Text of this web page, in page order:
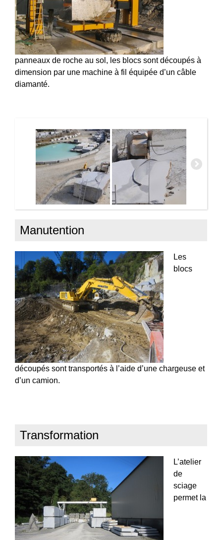
panneaux de roche au sol, les blocs sont découpés à
dimension par une machine à fil équipée d’un câble
diamanté.
Manutention
Les
blocs
découpés sont transportés à l’aide d’une chargeuse et
d’un camion.
Transformation
L’atelier
de
sciage
permet la